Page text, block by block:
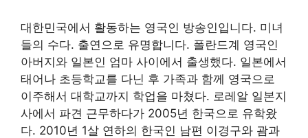
대한민국에서 활동하는 영국인 방송인입니다. 미녀
들의 수다. 출연으로 유명합니다. 폴란드계 영국인
아버지와 일본인 엄마 사이에서 출생했다. 일본에서
태어나 초등학교를 다닌 후 가족과 함께 영국으로
이주해서 대학교까지 학업을 마쳤다. 로레알 일본지
사에서 파견 근무하다가 2005년 한국으로 유학왔
다. 2010년 1살 연하의 한국인 남편 이경구와 괌과